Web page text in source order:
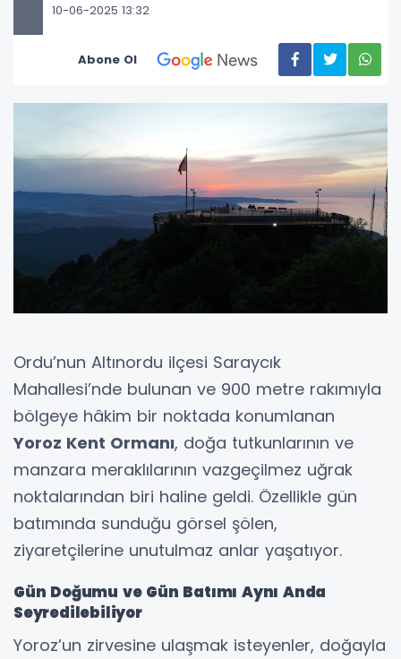
10-06-2025 13:32
Abone Ol
Ordu’nun Altınordu ilçesi Saraycık
Mahallesi’nde bulunan ve 900 metre rakımıyla
bölgeye hâkim bir noktada konumlanan
Yoroz Kent Ormanı, doğa tutkunlarının ve
manzara meraklılarının vazgeçilmez uğrak
noktalarından biri haline geldi. Özellikle gün
batımında sunduğu görsel şölen,
ziyaretçilerine unutulmaz anlar yaşatıyor.
Gün Doğumu ve Gün Batımı Aynı Anda
Seyredilebiliyor
Yoroz’un zirvesine ulaşmak isteyenler, doğayla